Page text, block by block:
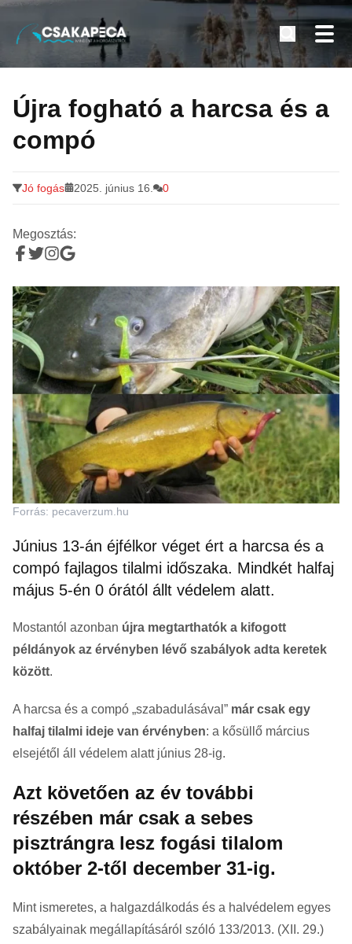
tartalomra
Minden a horgászatról
Újra fogható a harcsa és a
compó
Jó fogás 2025. június 16. 0
Megosztás:
Forrás: pecaverzum.hu
Június 13-án éjfélkor véget ért a harcsa és a
compó fajlagos tilalmi időszaka. Mindkét halfaj
május 5-én 0 órától állt védelem alatt.
Mostantól azonban újra megtarthatók a kifogott
példányok az érvényben lévő szabályok adta keretek
között.
A harcsa és a compó „szabadulásával” már csak egy
halfaj tilalmi ideje van érvényben: a kősüllő március
elsejétől áll védelem alatt június 28-ig.
Azt követően az év további
részében már csak a sebes
pisztrángra lesz fogási tilalom
október 2-től december 31-ig.
Mint ismeretes, a halgazdálkodás és a halvédelem egyes
szabályainak megállapításáról szóló 133/2013. (XII. 29.)